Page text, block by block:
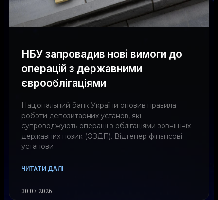
НБУ запровадив нові вимоги до
операцій з державними
єврооблігаціями
Національний банк України оновив правила
роботи депозитарних установ, які
супроводжують операції з облігаціями зовнішніх
державних позик (ОЗДП). Відтепер фінансові
установи
ЧИТАТИ ДАЛІ
30.07.2026